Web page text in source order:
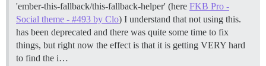
'ember-this-fallback/this-fallback-helper' (here FKB Pro -
Social theme - #493 by Clo) I understand that not using this.
has been deprecated and there was quite some time to fix
things, but right now the effect is that it is getting VERY hard
to find the i…